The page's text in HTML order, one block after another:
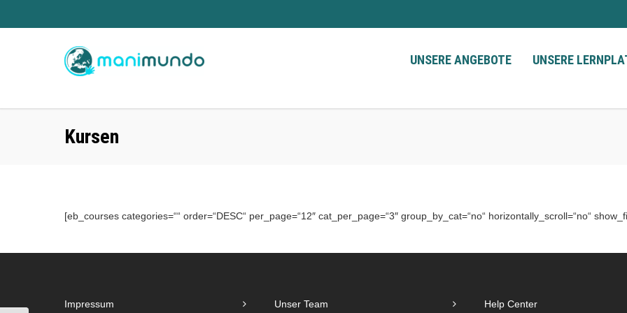
UNSERE ANGEBOTE UNSERE
Kursen
[eb_courses categories=““ order=“DESC“ per_page=“12″ cat_per_page=“3″ group_by_cat=“no“ horizontally_scroll=“no“
Impressum Unser Team Help Center